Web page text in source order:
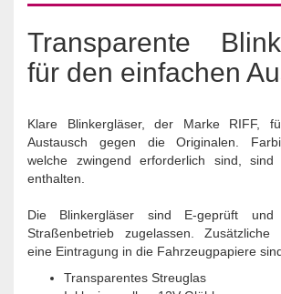
Transparente
für den einfachen
Klare Blinkergläser, der Marke RIFF,
Austausch gegen die Originalen.
welche zwingend erforderlich sind, sind
enthalten.
Die Blinkergläser sind E-geprüft
Straßenbetrieb zugelassen. Zusätzliche
eine Eintragung in die Fahrzeugpapiere
Transparentes Streuglas